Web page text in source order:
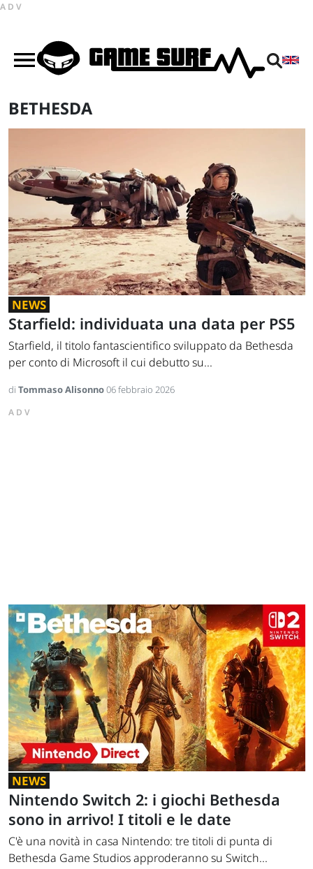
ADV
BETHESDA
NEWS
Starfield: individuata una data per PS5
Starfield, il titolo fantascientifico sviluppato da Bethesda
per conto di Microsoft il cui debutto su...
di Tommaso Alisonno06 febbraio 2026
ADV
NEWS
Nintendo Switch 2: i giochi Bethesda
sono in arrivo! I titoli e le date
C'è una novità in casa Nintendo: tre titoli di punta di
Bethesda Game Studios approderanno su Switch...